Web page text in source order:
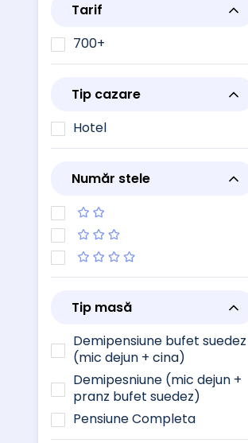
Tarif
700+
Tip cazare
Hotel
Număr stele
Tip masă
Demipensiune bufet suedez
(mic dejun + cina)
Demipesniune (mic dejun +
pranz bufet suedez)
Pensiune Completa